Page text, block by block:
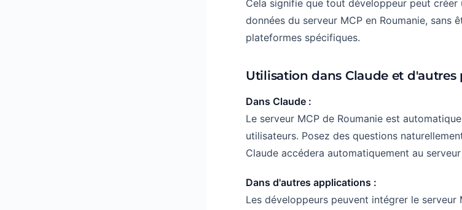
Cela signifie que tout développeur peut
données du serveur MCP en Roumanie, sans
plateformes spécifiques.
Utilisation dans Claude et d'autres
Dans Claude :
Le serveur MCP de Roumanie est
utilisateurs. Posez des questions
Claude accédera automatiquement au serveur
Dans d'autres applications :
Les développeurs peuvent intégrer le serveur